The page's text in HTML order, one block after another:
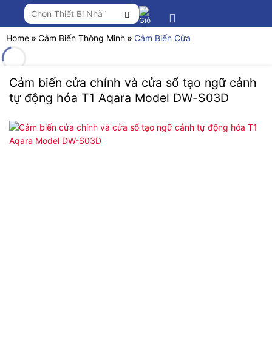
Chuyển
nội
dung
Tìm
kiếm:
Home » Cảm Biến Thông Minh » Cảm Biến Cửa
Cảm biến cửa chính và cửa sổ tạo ngữ cảnh
tự động hóa T1 Aqara Model DW-S03D